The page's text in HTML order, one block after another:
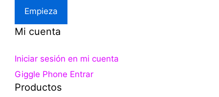
Empieza
Mi cuenta
Iniciar sesión en mi cuenta
Giggle Phone Entrar
Productos